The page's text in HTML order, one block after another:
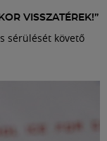
VISSZATÉREK!”
sérülését követő